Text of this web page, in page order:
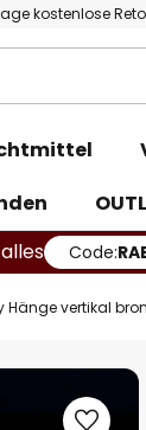
kostenlose
Code:
Hänge vertikal